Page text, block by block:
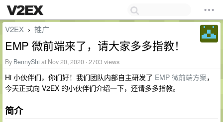
V2EX › 推广
EMP 微前端来了，请大家多多指教！
By BennyShi at Nov 20, 2020 · 2703 views
Hi 小伙伴们，你们好！我们团队内部自主研发了 EMP 微前端方案，
今天正式向 V2EX 的小伙伴们介绍一下，还请多多指教。
简介